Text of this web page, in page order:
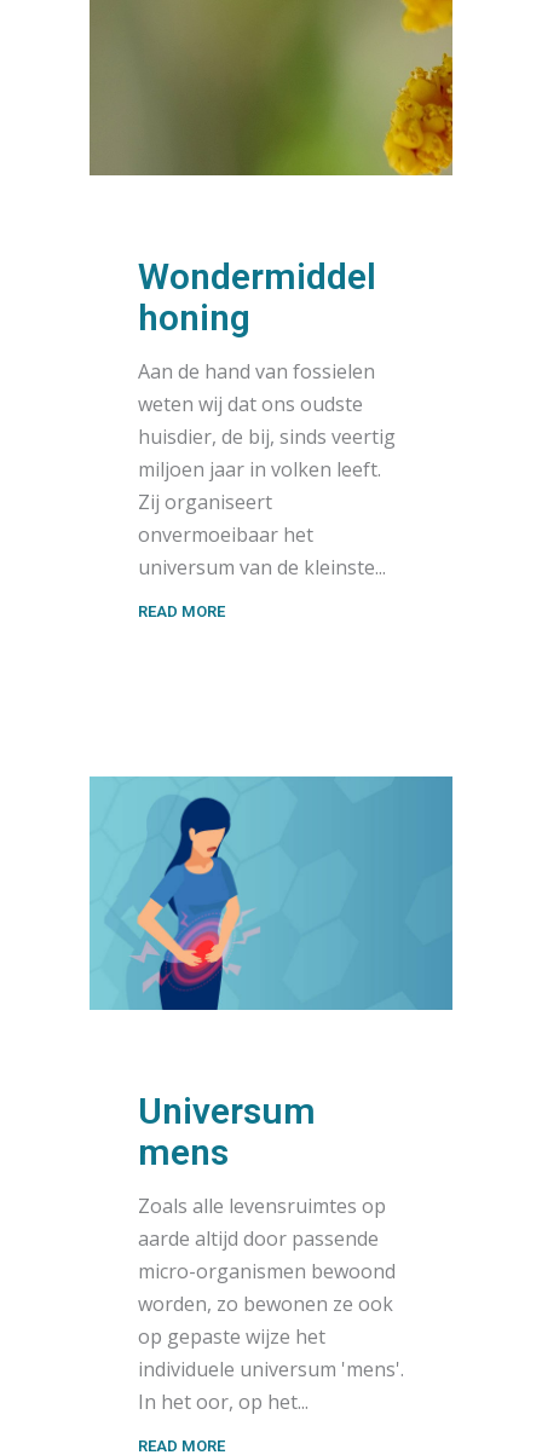
Wondermiddel
honing
Aan de hand van fossielen
weten wij dat ons oudste
huisdier, de bij, sinds veertig
miljoen jaar in volken leeft.
Zij organiseert
onvermoeibaar het
universum van de kleinste
READ MORE
Universum
mens
Zoals alle levensruimtes op
aarde altijd door passende
micro-organismen bewoond
worden, zo bewonen ze ook
op gepaste wijze het
individuele universum 'mens'.
In het oor, op het
READ MORE